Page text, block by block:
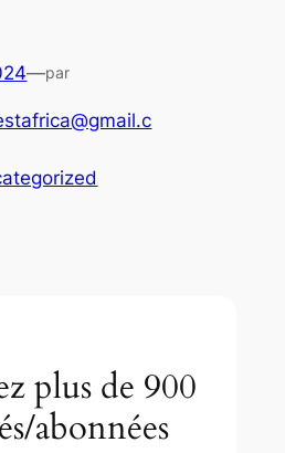
—par
plus de 900
abonnées